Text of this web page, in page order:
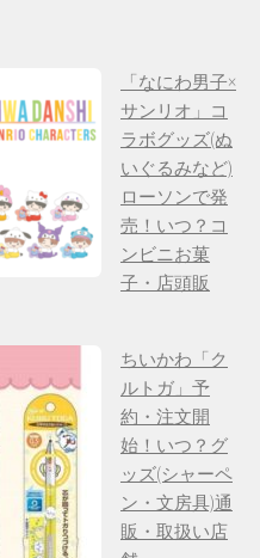
「なにわ男子×
サンリオ」コ
ラボグッズ(ぬ
いぐるみなど)
ローソンで発
売！いつ？コ
ンビニお菓
子・店頭販
ちいかわ「ク
ルトガ」予
約・注文開
始！いつ？グ
ッズ(シャーペ
ン・文房具)通
販・取扱い店